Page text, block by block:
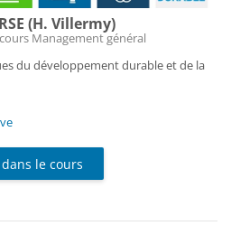
(H. Villermy)
Management général
du développement durable et de la
le cours